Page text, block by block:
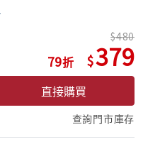
79
480
379
直接購買
查詢門市庫存